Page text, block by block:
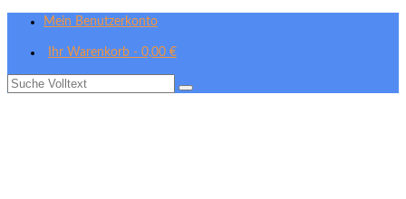
Mein Benutzerkonto
Ihr Warenkorb - 0,00 €
Suche